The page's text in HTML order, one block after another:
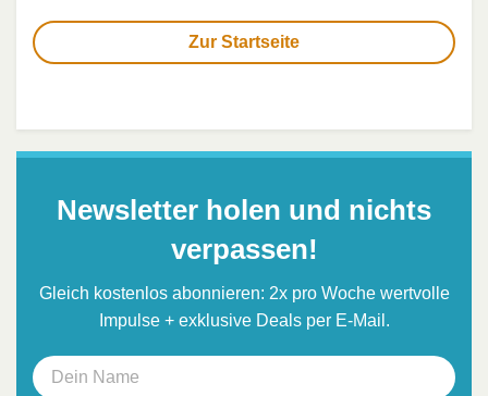
Zur Startseite
Newsletter holen und nichts
verpassen!
Gleich kostenlos abonnieren: 2x pro Woche wertvolle
Impulse + exklusive Deals per E-Mail.